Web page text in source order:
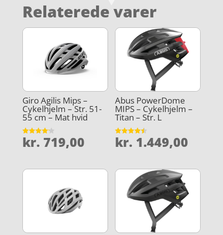
Relaterede varer
Giro Agilis Mips –
Cykelhjelm – Str. 51-
55 cm – Mat hvid
Vurderet
4.2
kr. 719,00
Abus PowerDome
MIPS – Cykelhjelm –
Titan – Str. L
Vurderet
4.5
kr. 1.449,00